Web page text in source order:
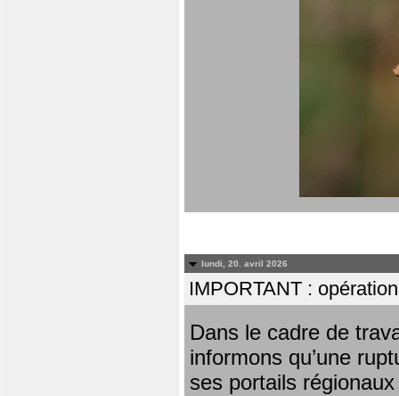
lundi, 20. avril 2026
IMPORTANT :
Dans le cadre de
informons qu’une
ses portails